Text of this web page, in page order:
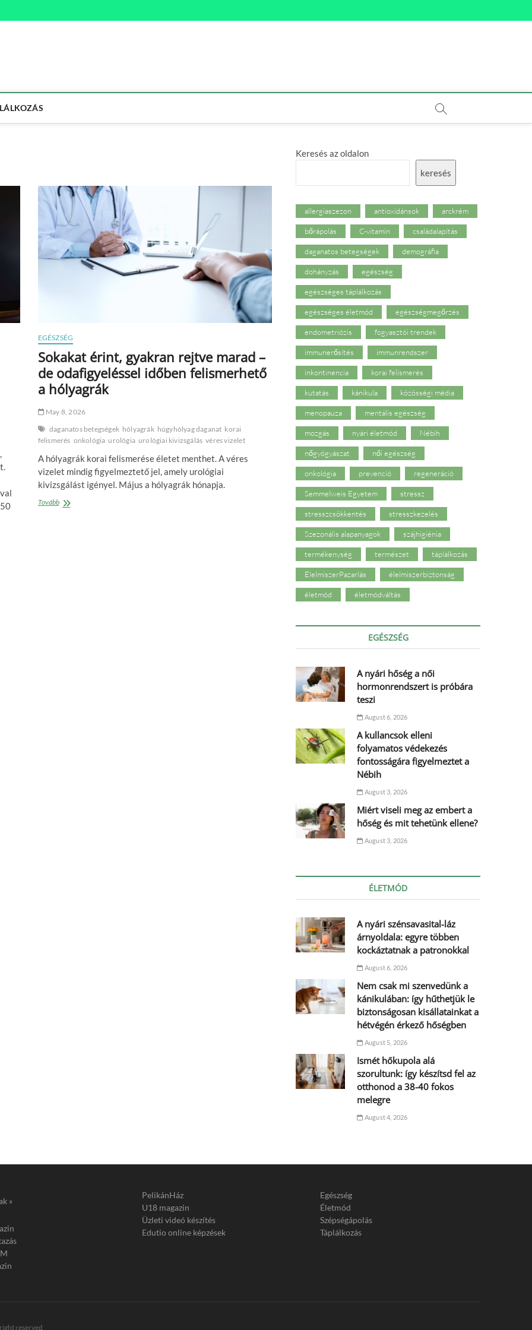
EGÉSZSÉG
Sokakat érint, gyakran rejtve marad –
de odafigyeléssel időben felismerhető
a hólyagrák
May 8, 2026
daganatos betegségek hólyagrák húgyhólyag daganat korai
felismerés onkológia urológia urológiai kivizsgálás véres vizelet
A hólyagrák korai felismerése életet menthet. A véres
vizelet mindig figyelmeztető jel, amely urológiai
kivizsgálást igényel. Május a hólyagrák hónapja.
TovábbSokakat
Keresés az oldalon
keresés
allergiaszezon antioxidánsok arckrém
bőrápolás C-vitamin családalapítás
daganatos betegségek demográfia
dohányzás egészség
egészséges táplálkozás
egészséges életmód egészségmegőrzés
endometriózis fogyasztói trendek
immunerősítés immunrendszer
inkontinencia korai felismerés
kutatás kánikula közösségi média
menopauza mentális egészség
mozgás nyári életmód Nébih
nőgyógyászat női egészség
onkológia prevenció regeneráció
Semmelweis Egyetem stressz
stresszcsökkentés stresszkezelés
Szezonális alapanyagok szájhigiénia
termékenység természet táplálkozás
ÉlelmiszerPazarlás élelmiszerbiztonság
életmód életmódváltás
EGÉSZSÉG
A nyári hőség a női
hormonrendszert is próbára
teszi
August 6, 2026
A kullancsok elleni
folyamatos védekezés
fontosságára figyelmeztet a
Nébih
August 3, 2026
Miért viseli meg az embert a
hőség és mit tehetünk ellene?
August 3, 2026
ÉLETMÓD
A nyári szénsavasital-láz
árnyoldala: egyre többen
kockáztatnak a patronokkal
August 6, 2026
Nem csak mi szenvedünk a
kánikulában: így hűthetjük le
biztonságosan kisállatainkat a
hétvégén érkező hőségben
August 5, 2026
Ismét hőkupola alá
szorultunk: így készítsd fel az
otthonod a 38-40 fokos
melegre
August 4, 2026
»
PelikánHáz
U18 magazin
Üzleti videó készítés
Edutio online képzések
Egészség
Életmód
Szépségápolás
Táplálkozás
reserved